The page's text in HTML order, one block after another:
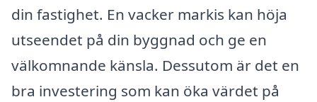
din fastighet. En vacker markis kan höja
utseendet på din byggnad och ge en
välkomnande känsla. Dessutom är det en
bra investering som kan öka värdet på